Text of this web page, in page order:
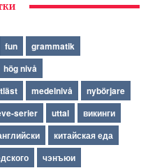
fun
grammatik
hög nivå
medelnivå
nybörjare
serier uttal
викинги
китайская еда
чэнъюи